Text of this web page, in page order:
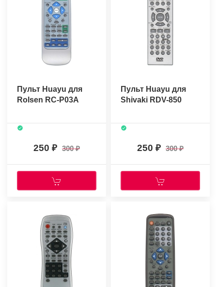
Пульт Huayu для
Rolsen RC-P03A
250 300
Пульт Huayu для
Shivaki RDV-850
250 300